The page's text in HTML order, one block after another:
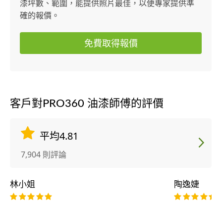
漆坪數、範圍，能提供照片最佳，以便專家提供準
確的報價。
免費取得報價
客戶對PRO360 油漆師傅的評價
平均4.81
7,904 則評論
林小姐 陶逸婕